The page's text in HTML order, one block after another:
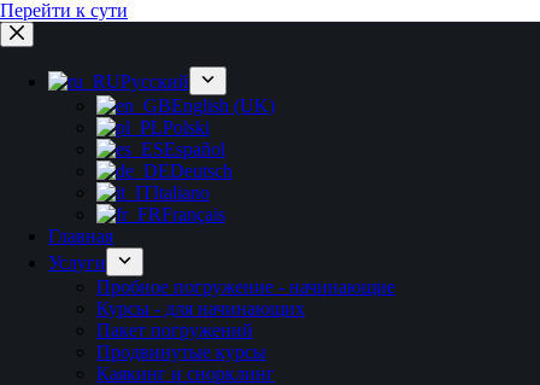
Перейти к сути
Русский
English (UK)
Polski
Español
Deutsch
Italiano
Français
Главная
Услуги
Пробное погружение - начинающие
Курсы - для начинающих
Пакет погружений
Продвинутые курсы
Каякинг и снорклинг